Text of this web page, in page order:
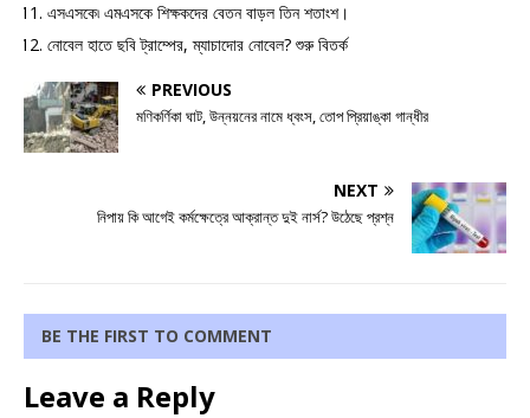
এসএসকে৷ এমএসকে শিক্ষকদের বেতন বাড়ল তিন শতাংশ।
নোবেল হাতে ছবি ট্রাম্পের, ম্যাচাদোর নোবেল? শুরু বিতর্ক
PREVIOUS
মণিকর্ণিকা ঘাট, উন্নয়নের নামে ধ্বংস, তোপ প্রিয়াঙ্কা গান্ধীর
NEXT
নিপায় কি আগেই কর্মক্ষেত্রে আক্রান্ত দুই নার্স? উঠেছে প্রশ্ন
BE THE FIRST TO COMMENT
Leave a Reply